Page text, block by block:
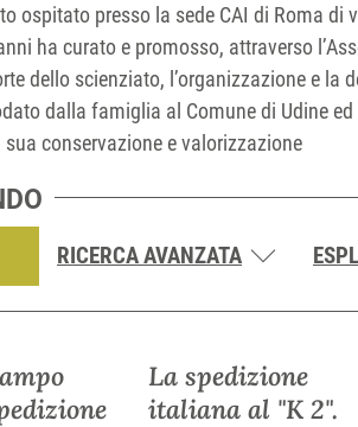
ospitato presso la sede CAI di Roma di
ha curato e promosso, attraverso
dello scienziato, l’organizzazione e la
dalla famiglia al Comune di Udine
conservazione e valorizzazione
RICERCA AVANZATA
La spedizione
italiana al "K 2".